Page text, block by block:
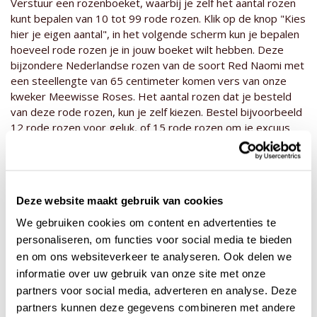
Deze website maakt gebruik van cookies
We gebruiken cookies om content en advertenties te
personaliseren, om functies voor social media te bieden
en om ons websiteverkeer te analyseren. Ook delen we
informatie over uw gebruik van onze site met onze
partners voor social media, adverteren en analyse. Deze
partners kunnen deze gegevens combineren met andere
kunt bepalen van 10 tot 99 rode rozen. Klik op de knop "Kies
hier je eigen aantal", in het volgende scherm kun je bepalen
hoeveel rode rozen je in jouw boeket wilt hebben. Deze
bijzondere Nederlandse rozen van de soort Red Naomi met
een steellengte van 65 centimeter komen vers van onze
kweker Meewisse Roses. Het aantal rozen dat je besteld
van deze rode rozen, kun je zelf kiezen. Bestel bijvoorbeeld
12 rode rozen voor geluk, of 15 rode rozen om je excuus
aan te bieden. Ook kun je met deze rozen jouw liefde
bewijzen, door het aantal rozen van een jubileum cadeau te
aantal rode rozen tussen de 100 en 499 stuks in? Kijk dan bij
onze '100 tot en met 499 rode rozen' en kies daar je
gewenste aantal rozen.
Wil je een witte roos toevoegen aan jouw bestelling?
Voor een speciaal jaar of gelegenheid kun je een of
meerdere witte rozen toevoegen aan je bestelling. Dit is
mogelijk als je het aantal rozen hebt toegevoegd aan je